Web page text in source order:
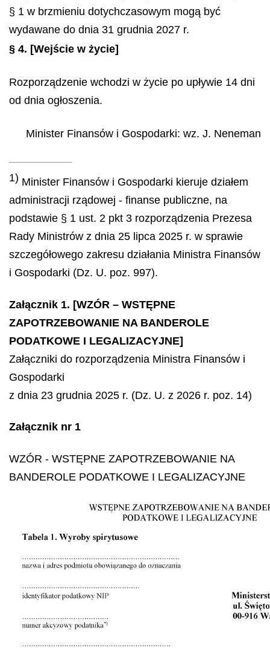
§ 1 w brzmieniu dotychczasowym mogą być
wydawane do dnia 31 grudnia 2027 r.
§ 4. [Wejście w życie]
Rozporządzenie wchodzi w życie po upływie 14 dni
od dnia ogłoszenia.
Minister Finansów i Gospodarki: wz. J. Neneman
1) Minister Finansów i Gospodarki kieruje działem
administracji rządowej - finanse publiczne, na
podstawie § 1 ust. 2 pkt 3 rozporządzenia Prezesa
Rady Ministrów z dnia 25 lipca 2025 r. w sprawie
szczegółowego zakresu działania Ministra Finansów
i Gospodarki (Dz. U. poz. 997).
Załącznik 1. [WZÓR – WSTĘPNE
ZAPOTRZEBOWANIE NA BANDEROLE
PODATKOWE I LEGALIZACYJNE]
Załączniki do rozporządzenia Ministra Finansów i
Gospodarki
z dnia 23 grudnia 2025 r. (Dz. U. z 2026 r. poz. 14)
Załącznik nr 1
WZÓR - WSTĘPNE ZAPOTRZEBOWANIE NA
BANDEROLE PODATKOWE I LEGALIZACYJNE